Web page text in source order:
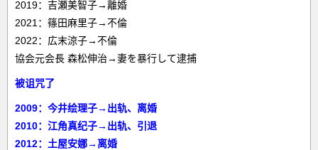
2019：吉瀬美智子→離婚
2021：篠田麻里子→不倫
2022：広末涼子→不倫
協会元会長 森松伸治→妻を暴行して逮捕
被诅咒了
2009：今井绘理子→出轨、离婚
2010：江角真纪子→出轨、引退
2012：土屋安娜→离婚